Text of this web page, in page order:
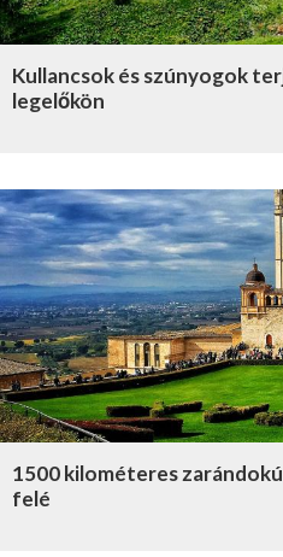
Kullancsok és szúnyogok
legelőkön
1500 kilométeres
felé